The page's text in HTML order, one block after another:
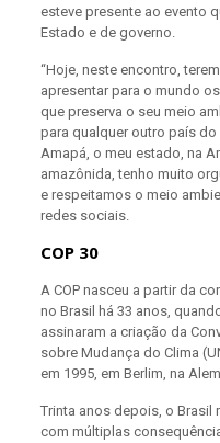
esteve presente ao evento
Estado e de governo.
“Hoje, neste encontro,
apresentar para o mundo
que preserva o seu meio
para qualquer outro país
Amapá, o meu estado, na
amazônida, tenho muito
e respeitamos o meio
redes sociais.
COP 30
A COP nasceu a partir da
no Brasil há 33 anos,
assinaram a criação da
sobre Mudança do Clima
em 1995, em Berlim, na
Trinta anos depois, o
com múltiplas